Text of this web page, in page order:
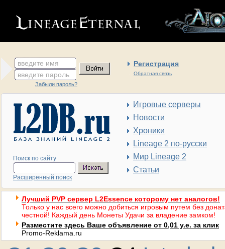
введите имя Регистрация
Обратная связь
введите пароль
Забыли пароль?
Поиск по сайту
Расширенный поиск
Игровые серверы
Новости
Хроники
Lineage 2 по-русски
Мир Lineage 2
Статьи
Лучший PVP сервер L2Essence которому нет аналогов!
Только у нас всего можно добиться игровым путем без
честной! Каждый день Монеты Удачи за владение замком!
Разместите здесь Ваше объявление от 0,01 у.е. за клик
Promo-Reklama.ru